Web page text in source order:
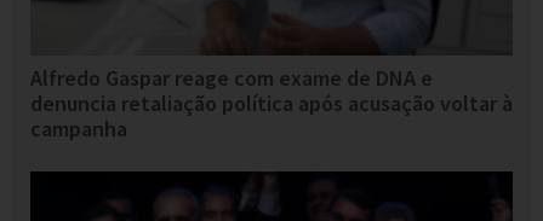
Alfredo Gaspar reage com exame de DNA e
denuncia retaliação política após acusação voltar à
campanha